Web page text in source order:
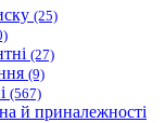
(25)
(27)
(9)
(567)
й приналежності